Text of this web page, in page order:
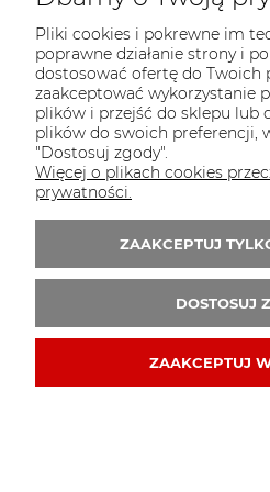
DO
Pliki cookies i pokrewne im
poprawne działanie strony i
dostosować ofertę do Twoich
zaakceptować wykorzystanie
plików i przejść do sklepu lub
plików do swoich preferencji,
"Dostosuj zgody".
Więcej o plikach cookies
prywatności.
ZAAKCEPTUJ
DOSTOSUJ
ZAAKCEPTUJ